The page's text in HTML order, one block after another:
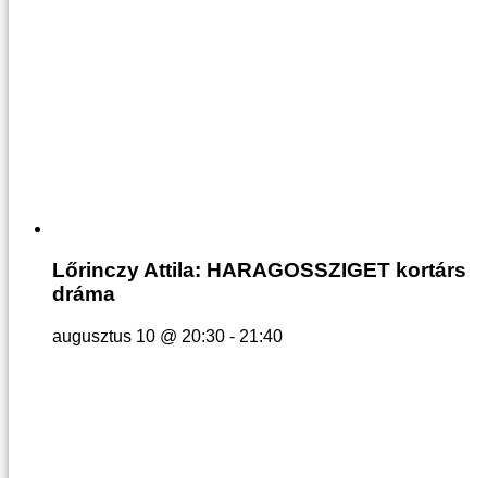
Lőrinczy Attila: HARAGOSSZIGET kortárs
dráma
augusztus 10 @ 20:30 - 21:40